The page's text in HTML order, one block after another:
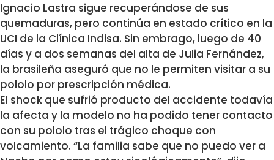
Ignacio Lastra sigue recuperándose de sus
quemaduras, pero continúa en estado crítico en la
UCI de la Clínica Indisa. Sin embrago, luego de 40
días y a dos semanas del alta de Julia Fernández,
la brasileña aseguró que no le permiten visitar a su
pololo por prescripción médica.
El shock que sufrió producto del accidente todavía
la afecta y la modelo no ha podido tener contacto
con su pololo tras el trágico choque con
volcamiento. “La familia sabe que no puedo ver a